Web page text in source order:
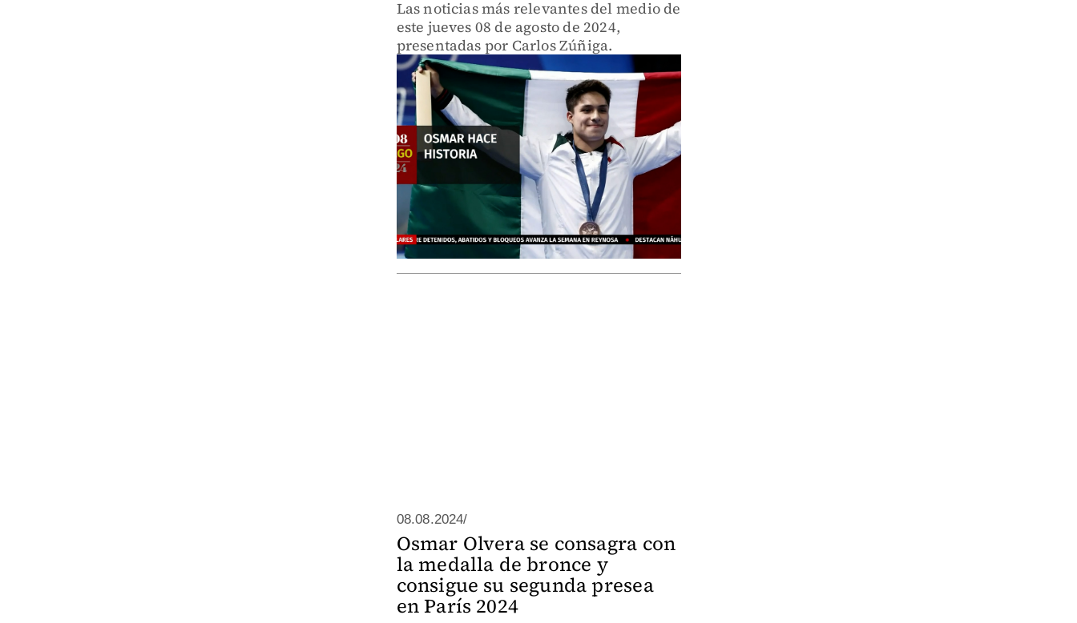
Las noticias más relevantes del medio de
este jueves 08 de agosto de 2024,
presentadas por Carlos Zúñiga.
08.08.2024/
Osmar Olvera se consagra con
la medalla de bronce y
consigue su segunda presea
en París 2024